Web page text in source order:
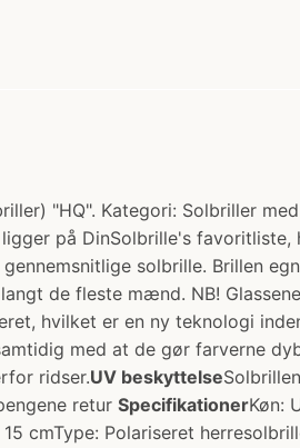
"HQ". Kategori: Solbriller
ligger på DinSolbrille's
solbrille. Brillen
de fleste mænd. NB!
hvilket er en ny teknologi
med at de gør farverne
ridser.UV beskyttelse
retur SpecifikationerKøn:
cmType: Polariseret